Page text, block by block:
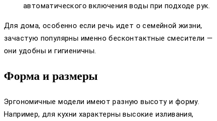
автоматического включения воды при подходе рук.
Для дома, особенно если речь идет о семейной жизни,
зачастую популярны именно бесконтактные смесители —
они удобны и гигиеничны.
Форма и размеры
Эргономичные модели имеют разную высоту и форму.
Например, для кухни характерны высокие изливания,